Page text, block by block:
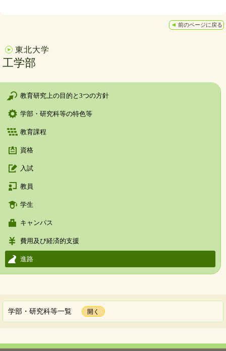
前のページに戻る
東北大学
工学部
教育研究上の目的と3つの方針
学部・研究科等の特色等
教育課程
資格
入試
教員
学生
キャンパス
費用及び経済的支援
進路
学部・研究科等一覧